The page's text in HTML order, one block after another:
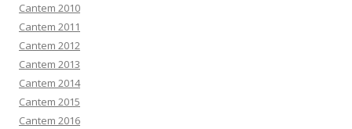
Cantem 2010
Cantem 2011
Cantem 2012
Cantem 2013
Cantem 2014
Cantem 2015
Cantem 2016